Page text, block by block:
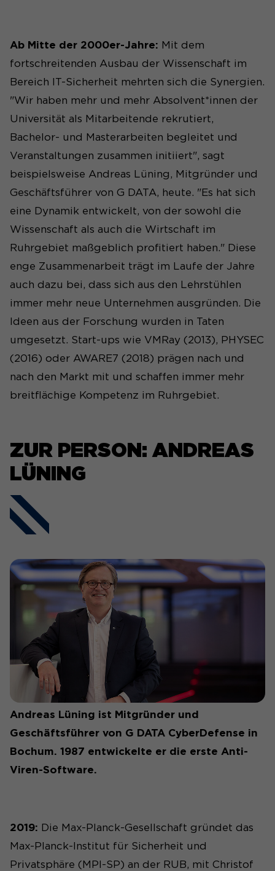
Ab Mitte der 2000er-Jahre: Mit dem
fortschreitenden Ausbau der Wissenschaft im
Bereich IT-Sicherheit mehrten sich die Synergien.
"Wir haben mehr und mehr Absolvent*innen der
Universität als Mitarbeitende rekrutiert,
Bachelor- und Masterarbeiten begleitet und
Veranstaltungen zusammen initiiert", sagt
beispielsweise Andreas Lüning, Mitgründer und
Geschäftsführer von G DATA, heute. "Es hat sich
eine Dynamik entwickelt, von der sowohl die
Wissenschaft als auch die Wirtschaft im
Ruhrgebiet maßgeblich profitiert haben." Diese
enge Zusammenarbeit trägt im Laufe der Jahre
auch dazu bei, dass sich aus den Lehrstühlen
immer mehr neue Unternehmen ausgründen. Die
Ideen aus der Forschung wurden in Taten
umgesetzt. Start-ups wie VMRay (2013), PHYSEC
(2016) oder AWARE7 (2018) prägen nach und
nach den Markt mit und schaffen immer mehr
breitflächige Kompetenz im Ruhrgebiet.
ZUR PERSON: ANDREAS
LÜNING
Andreas Lüning ist Mitgründer und
Geschäftsführer von G DATA CyberDefense in
Bochum. 1987 entwickelte er die erste Anti-
Viren-Software.
2019: Die Max-Planck-Gesellschaft gründet das
Max-Planck-Institut für Sicherheit und
Privatsphäre (MPI-SP) an der RUB, mit Christof
Zweck
um Ihre Cookie-Einstellungen
für diese Website zu speichern.
Name SgCookieOptin.lastPreferences
Anbieter
Laufzeit 1 Jahr
Zweck
Dieser Wert speichert Ihre
anderem eine zufällig
generierte ID, für die
historische Speicherung Ihrer
vorgenommen Einstellungen,
falls der Webseiten-Betreiber
dies eingestellt hat.
Source-Software-Tool Matomo zur Analyse des
setzt ein Cookie auf dem Rechner der Nutzer.
Name _pk_id#
Anbieter Matomo
Laufzeit
Zweck
Erfasst Statistiken über
Besuche des Benutzers auf
Anzahl der Besuche,
durchschnittliche
Verweildauer auf der
gelesen wurden.
Anbieter Matomo
Wird genutzt, um